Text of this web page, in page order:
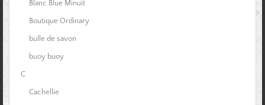
Blanc Blue Minuit
Boutique Ordinary
bulle de savon
buoy buoy
C
Cachellie